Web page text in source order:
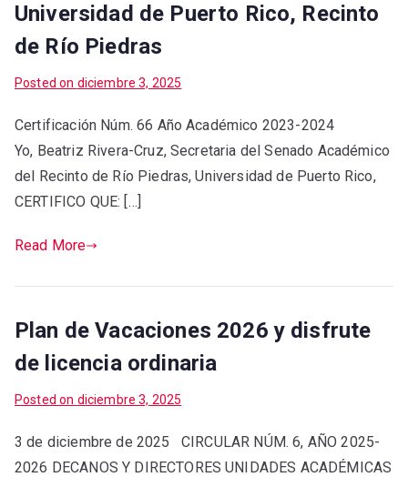
Universidad de Puerto Rico, Recinto
de Río Piedras
Posted on diciembre 3, 2025
Certificación Núm. 66 Año Académico 2023-2024
Yo, Beatriz Rivera-Cruz, Secretaria del Senado Académico
del Recinto de Río Piedras, Universidad de Puerto Rico,
CERTIFICO QUE: […]
Read More
Plan de Vacaciones 2026 y disfrute
de licencia ordinaria
Posted on diciembre 3, 2025
3 de diciembre de 2025 CIRCULAR NÚM. 6, AÑO 2025-
2026 DECANOS Y DIRECTORES UNIDADES ACADÉMICAS